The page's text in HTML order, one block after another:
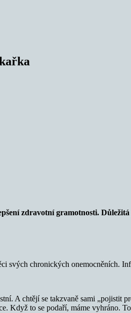
zdravotní gramotnosti.
svých chronických onemocněních.
A chtějí se takzvaně sami „pojistit
to se podaří, máme vyhráno.